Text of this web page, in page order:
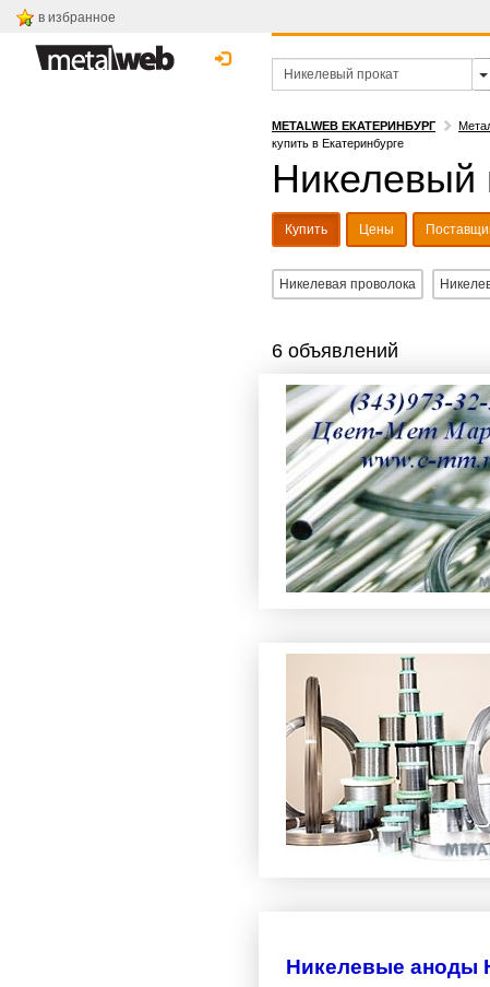
в избранное
METALWEB ЕКАТЕРИНБУРГ
купить в Екатеринбурге
Никелевый
Купить Цены
Никелевая проволока
6 объявлений
Никелевые аноды